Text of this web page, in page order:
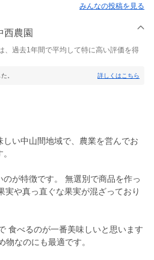
みんなの投稿を見る
西農園
、過去1年間で平均して特に高い評価を得
。 詳しくはこちら
い中山間地域で、農業を営んでお
が特徴です。 無選別で商品を作っ
実や真っ直ぐな果実が混ざっており
食べるのが一番美味しいと思います
物なのにも最適です。